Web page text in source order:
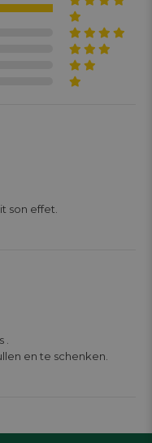
son effet.
en te schenken.